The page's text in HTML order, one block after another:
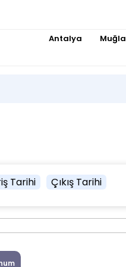
Antalya Muğla
Tarihi Çıkış Tarihi